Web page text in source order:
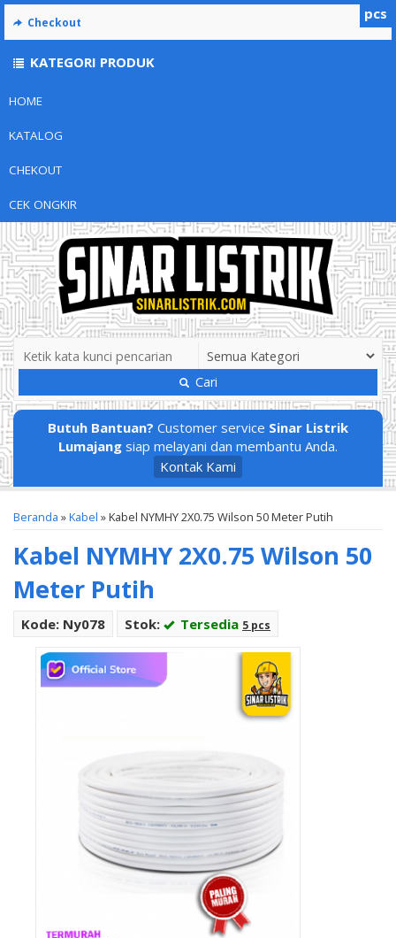
HOME
KATALOG
CHEKOUT
CEK ONGKIR
Cari
Butuh Bantuan? Customer service Sinar Listrik
Lumajang siap melayani dan membantu Anda.
Kontak Kami
Beranda »Kabel »Kabel NYMHY 2X0.75 Wilson 50 Meter Putih
Kabel NYMHY 2X0.75 Wilson 50
Meter Putih
Kode: Ny078 Stok: Tersedia 5 pcs
pcs
Checkout
KATEGORI PRODUK